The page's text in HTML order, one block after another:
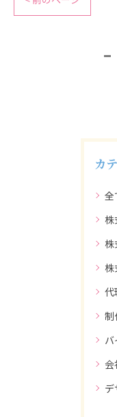
カ
全
株
株
株
代
制
会
デ